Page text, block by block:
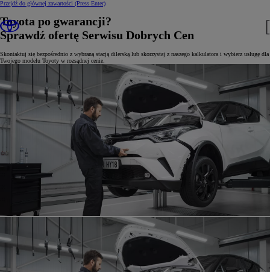
Przejdź do głównej zawartości (Press Enter)
Toyota po gwarancji?
Sprawdź ofertę Serwisu Dobrych Cen
Skontaktuj się bezpośrednio z wybraną stacją dilerską lub skorzystaj z naszego kalkulatora i wybierz usługę dla
Twojego modelu Toyoty w rozsądnej cenie.